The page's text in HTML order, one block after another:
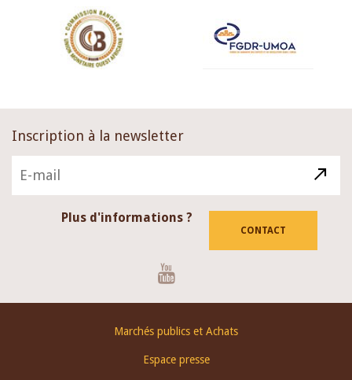
Inscription à la newsletter
Plus d'informations ?
CONTACT
Marchés publics et Achats
Espace presse